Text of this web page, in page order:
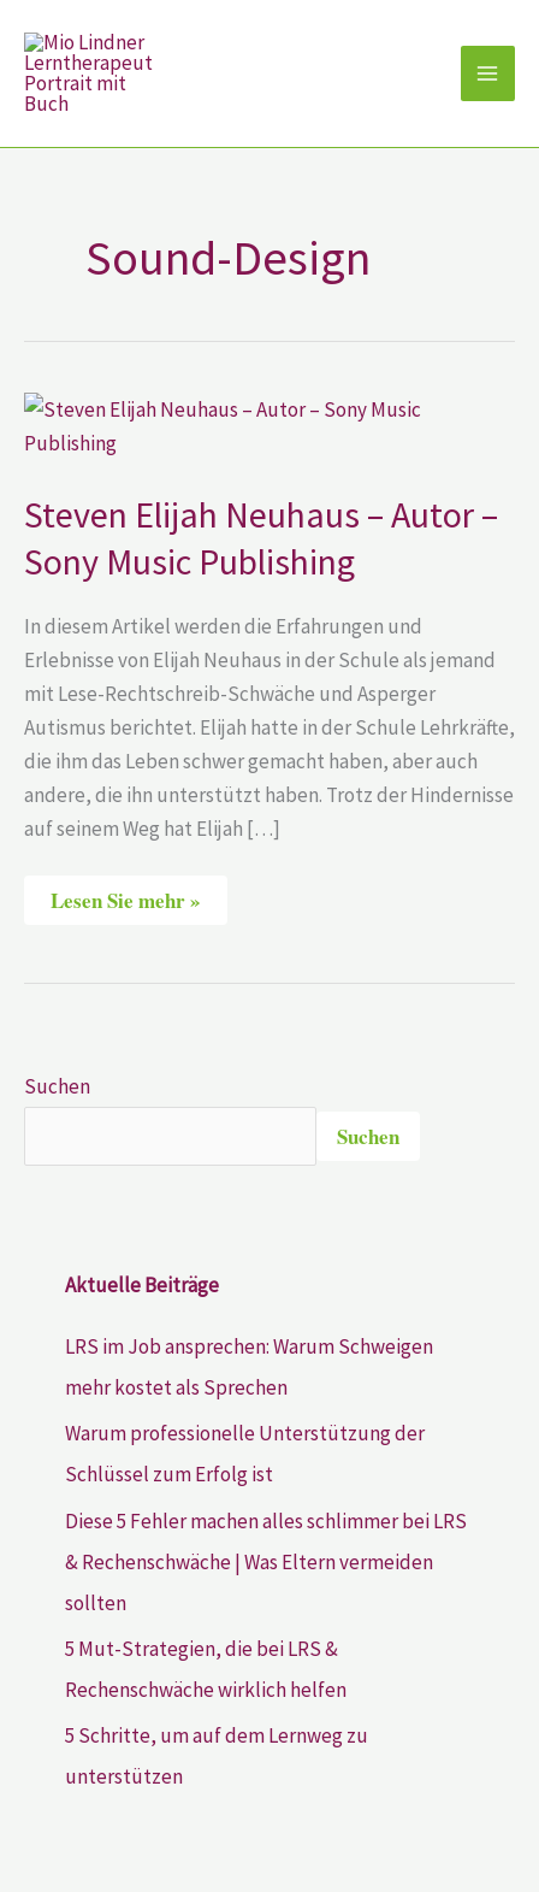
Inhalt
springen
Sound-Design
Steven Elijah Neuhaus – Autor –
Sony Music Publishing
In diesem Artikel werden die Erfahrungen und
Erlebnisse von Elijah Neuhaus in der Schule als jemand
mit Lese-Rechtschreib-Schwäche und Asperger
Autismus berichtet. Elijah hatte in der Schule Lehrkräfte,
die ihm das Leben schwer gemacht haben, aber auch
andere, die ihn unterstützt haben. Trotz der Hindernisse
auf seinem Weg hat Elijah […]
Steven
Elijah
Neuhaus
–
Sony
Publishing
Lesen Sie mehr »
Suchen
Suchen
Aktuelle Beiträge
LRS im Job ansprechen: Warum Schweigen
mehr kostet als Sprechen
Warum professionelle Unterstützung der
Schlüssel zum Erfolg ist
Diese 5 Fehler machen alles schlimmer bei LRS
& Rechenschwäche | Was Eltern vermeiden
sollten
5 Mut-Strategien, die bei LRS &
Rechenschwäche wirklich helfen
5 Schritte, um auf dem Lernweg zu
unterstützen